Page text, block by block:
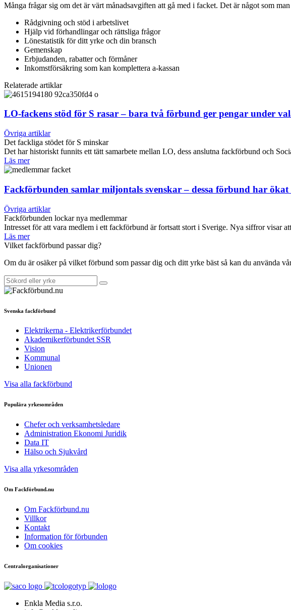
Många frågar sig om det är värt månadsavgiften att gå med i facket. Det är något som
Rådgivning och stöd i arbetslivet
Hjälp vid förhandlingar och rättsliga frågor
Lönestatistik för ditt yrke och din bransch
Gemenskap
Erbjudanden, rabatter och förmåner
Inkomstförsäkring som kan komplettera a-kassan
Relaterade artiklar
LO-fackens stöd för S rasar – bara två förbund ger pengar under
Övriga artiklar
Det fackliga stödet för S minskar
Det har historiskt funnits ett tätt samarbete mellan LO, dess anslutna fackförbund och
Läs mer
Fackförbunden samlar miljontals svenskar – dessa förbund har ökat
Övriga artiklar
Fackförbunden lockar nya medlemmar
Intresset för att vara medlem i ett fackförbund är fortsatt stort i Sverige. Nya siffror visar
Läs mer
Vilket fackförbund passar dig?
Om du är osäker på vilket förbund som passar dig och ditt yrke bäst så kan du använda
Svenska fackförbund
Elektrikerna - Elektrikerförbundet
Akademikerförbundet SSR
Vision
Kommunal
Unionen
Visa alla fackförbund
Populära yrkesområden
Chefer och verksamhetsledare
Administration Ekonomi Juridik
Data IT
Hälso och Sjukvård
Visa alla yrkesområden
Om Fackförbund.nu
Om Fackförbund.nu
Villkor
Kontakt
Information för förbunden
Om cookies
Centralorganisationer
Enkla Media s.r.o.